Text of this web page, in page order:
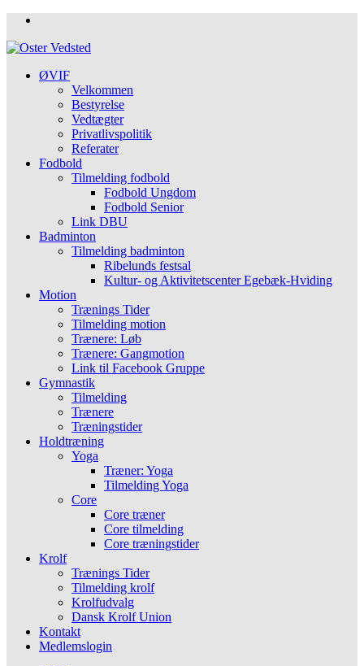
ØVIF
Velkommen
Bestyrelse
Vedtægter
Privatlivspolitik
Referater
Fodbold
Tilmelding fodbold
Fodbold Ungdom
Fodbold Senior
Link DBU
Badminton
Tilmelding badminton
Ribelunds festsal
Kultur- og Aktivitetscenter Egebæk-Hviding
Motion
Trænings Tider
Tilmelding motion
Trænere: Løb
Trænere: Gangmotion
Link til Facebook Gruppe
Gymnastik
Tilmelding
Trænere
Træningstider
Holdtræning
Yoga
Træner: Yoga
Tilmelding Yoga
Core
Core træner
Core tilmelding
Core træningstider
Krolf
Trænings Tider
Tilmelding krolf
Krolfudvalg
Dansk Krolf Union
Kontakt
Medlemslogin